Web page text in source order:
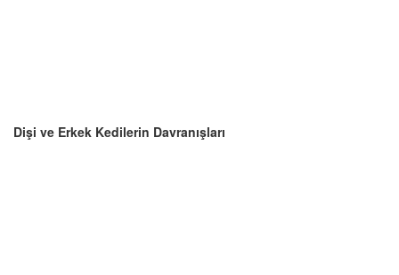
Dişi ve Erkek Kedilerin Davranışları